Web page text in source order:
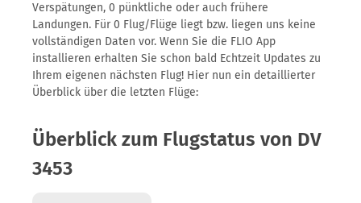
Verspätungen, 0 pünktliche oder auch frühere
Landungen. Für 0 Flug/Flüge liegt bzw. liegen uns keine
vollständigen Daten vor. Wenn Sie die FLIO App
installieren erhalten Sie schon bald Echtzeit Updates zu
Ihrem eigenen nächsten Flug! Hier nun ein detaillierter
Überblick über die letzten Flüge:
Überblick zum Flugstatus von DV
3453